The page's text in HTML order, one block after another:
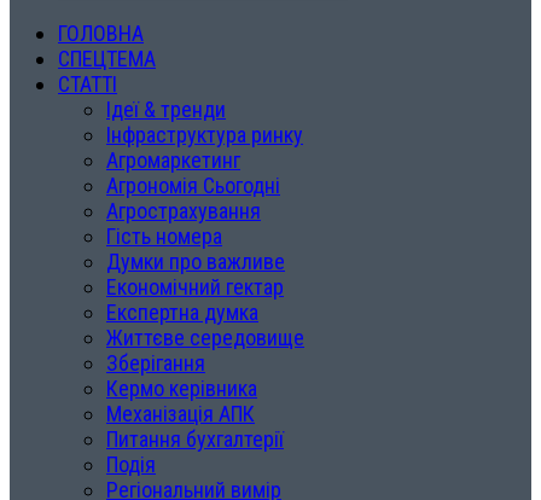
ГОЛОВНА
СПЕЦТЕМА
СТАТТІ
Ідеї & тренди
Інфраструктура ринку
Агромаркетинг
Агрономія Сьогодні
Агрострахування
Гість номера
Думки про важливе
Економічний гектар
Експертна думка
Життєве середовище
Зберігання
Кермо керівника
Механізація АПК
Питання бухгалтерії
Подія
Регіональний вимір